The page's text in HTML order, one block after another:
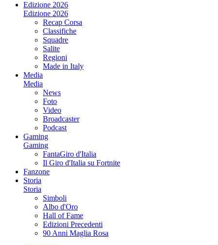
Edizione 2026
Edizione 2026
Recap Corsa
Classifiche
Squadre
Salite
Regioni
Made in Italy
Media
Media
News
Foto
Video
Broadcaster
Podcast
Gaming
Gaming
FantaGiro d'Italia
Il Giro d'Italia su Fortnite
Fanzone
Storia
Storia
Simboli
Albo d'Oro
Hall of Fame
Edizioni Precedenti
90 Anni Maglia Rosa